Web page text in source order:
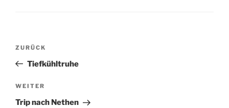
Beitragsnavigation
Vorheriger
Beitrag
ZURÜCK
Tiefkühltruhe
Nächster
Beitrag
WEITER
Trip nach Nethen